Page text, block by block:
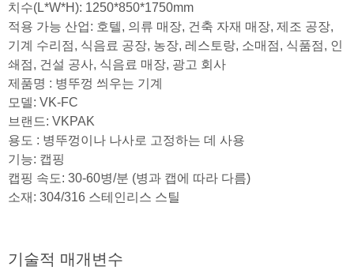
치수(L*W*H): 1250*850*1750mm
적용 가능 산업: 호텔, 의류 매장, 건축 자재 매장, 제조 공장,
기계 수리점, 식음료 공장, 농장, 레스토랑, 소매점, 식품점, 인
쇄점, 건설 공사, 식음료 매장, 광고 회사
제품명 : 병뚜껑 씌우는 기계
모델: VK-FC
브랜드: VKPAK
용도 : 병뚜껑이나 나사로 고정하는 데 사용
기능: 캡핑
캡핑 속도: 30-60병/분 (병과 캡에 따라 다름)
소재: 304/316 스테인리스 스틸
기술적 매개변수